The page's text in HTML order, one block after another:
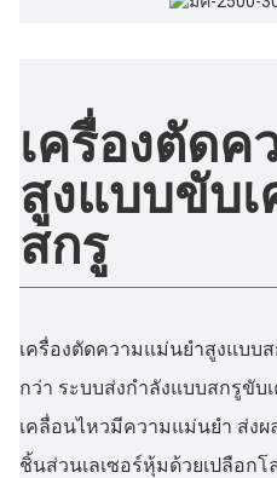
เครื่องตัด
สูงแบบขับ
สกรู
เครื่องตัดความแม่นยำสูงแบบ
กว่า ระบบส่งกำลังแบบสกรูขับ
เคลื่อนไหวมีความแม่นยำ ส่ง
ชิ้นส่วนเลเซอร์หุ้มด้วยเปลือก